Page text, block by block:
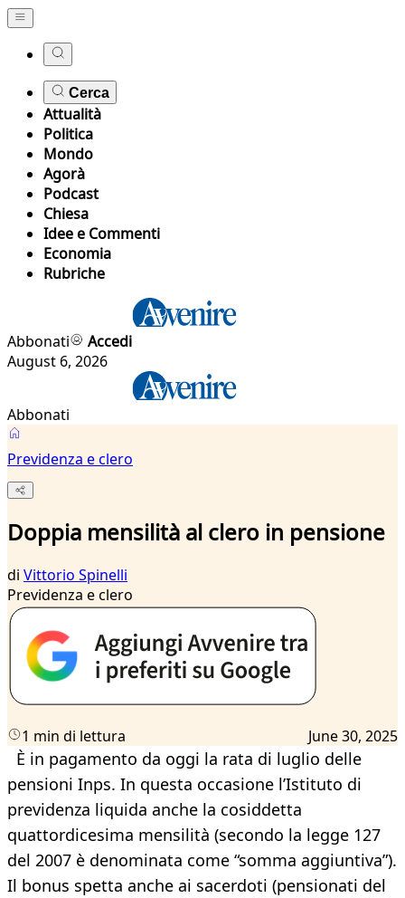
Cerca
Attualità
Politica
Mondo
Agorà
Podcast
Chiesa
Idee e Commenti
Economia
Rubriche
Abbonati
Accedi
August 6, 2026
Abbonati
Previdenza e clero
Doppia mensilità al clero in pensione
di Vittorio Spinelli
Previdenza e clero
1 min di lettura June 30, 2025
È in pagamento da oggi la rata di luglio delle
pensioni Inps. In questa occasione l’Istituto di
previdenza liquida anche la cosiddetta
quattordicesima mensilità (secondo la legge 127
del 2007 è denominata come “somma aggiuntiva”).
Il bonus spetta anche ai sacerdoti (pensionati del